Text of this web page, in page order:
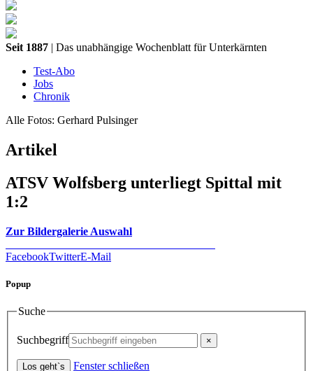
Seit 1887 | Das unabhängige Wochenblatt für Unterkärnten
Test-Abo
Jobs
Chronik
Alle Fotos: Gerhard Pulsinger
Artikel
ATSV Wolfsberg unterliegt Spittal mit
1:2
Zur Bildergalerie Auswahl
FacebookTwitterE-Mail
Popup
Suche
Suchbegriff
Fenster schließen